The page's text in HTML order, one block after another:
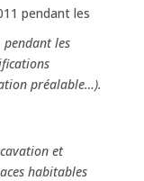
pendant les
préalable…).
et
habitables